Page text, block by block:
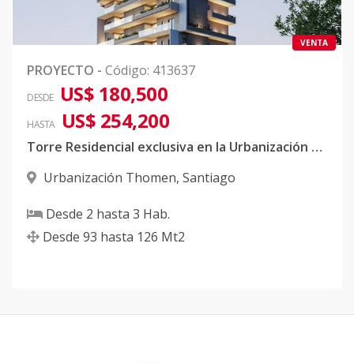
VENTA
PROYECTO - Código: 413637
DESDE US$ 180,500
HASTA US$ 254,200
Torre Residencial exclusiva en la Urbanización Thomen
Urbanización Thomen, Santiago
Desde 2 hasta 3 Hab.
Desde 93 hasta 126 Mt2